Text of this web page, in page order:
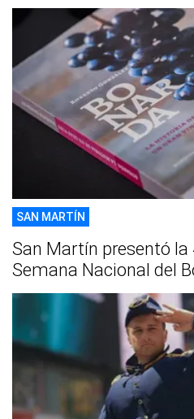
SAN MARTÍN
San Martín presentó la
Semana Nacional del